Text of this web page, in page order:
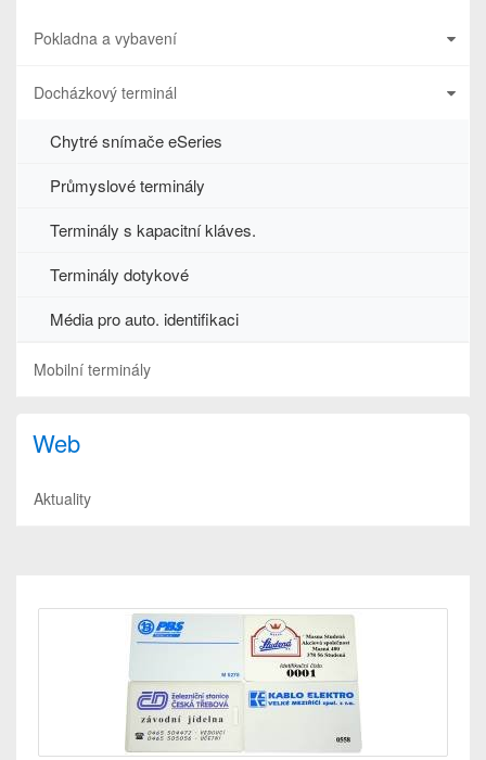
Pokladna a vybavení
Docházkový terminál
Chytré snímače eSeries
Průmyslové terminály
Terminály s kapacitní kláves.
Terminály dotykové
Média pro auto. identifikaci
Mobilní terminály
Web
Aktuality